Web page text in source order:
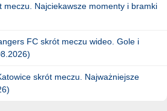
meczu. Najciekawsze momenty i bramki
FC skrót meczu wideo. Gole i
skrót meczu. Najważniejsze